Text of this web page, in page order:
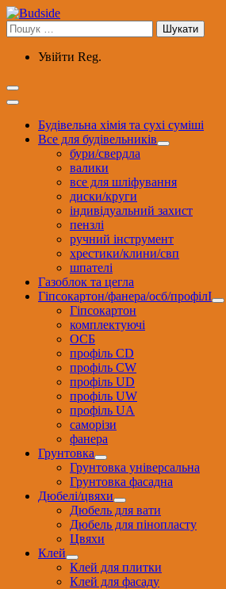
Перейти
до
вмісту
Пошук:
Увійти Reg.
Будівельна хімія та сухі суміші
Все для будівельників
бури/свердла
валики
все для шліфування
диски/круги
індивідуальний захист
пензлі
ручний інструмент
хрестики/клини/свп
шпателі
Газоблок та цегла
Гіпсокартон/фанера/осб/профілІ
Гіпсокартон
комплектуючі
ОСБ
профіль CD
профіль CW
профіль UD
профіль UW
профіль UА
саморізи
фанера
Грунтовка
Грунтовка універсальна
Грунтовка фасадна
Дюбелі/цвяхи
Дюбель для вати
Дюбель для пінопласту
Цвяхи
Клей
Клей для плитки
Клей для фасаду